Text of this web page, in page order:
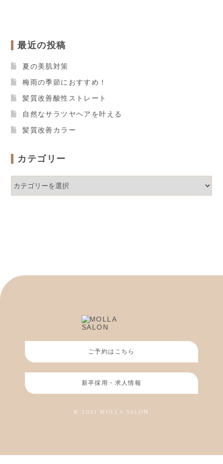
最近の投稿
夏の美肌対策
梅雨の季節におすすめ！
髪質改善酸性ストレート
自然なサラツヤヘアを叶える
髪質改善カラー
カテゴリー
テ
ゴ
ご予約はこちら
新卒採用・求人情報
© 2021 MOLLA SALON